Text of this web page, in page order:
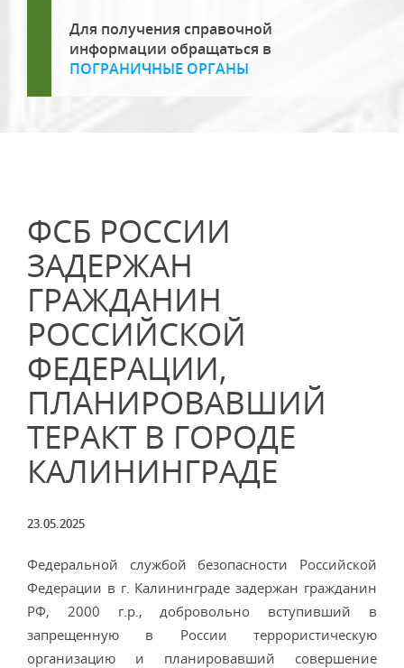
Для получения справочной
информации обращаться в
ПОГРАНИЧНЫЕ ОРГАНЫ
ФСБ РОССИИ
ЗАДЕРЖАН
ГРАЖДАНИН
РОССИЙСКОЙ
ФЕДЕРАЦИИ,
ПЛАНИРОВАВШИЙ
ТЕРАКТ В ГОРОДЕ
КАЛИНИНГРАДЕ
23.05.2025
Федеральной службой безопасности Российской
Федерации в г. Калининграде задержан гражданин
РФ, 2000 г.р., добровольно вступивший в
запрещенную в России террористическую
организацию и планировавший совершение